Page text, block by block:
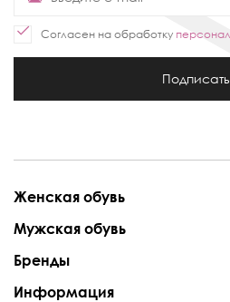
Согласен на обработку
Женская обувь
Мужская обувь
Бренды
Информация